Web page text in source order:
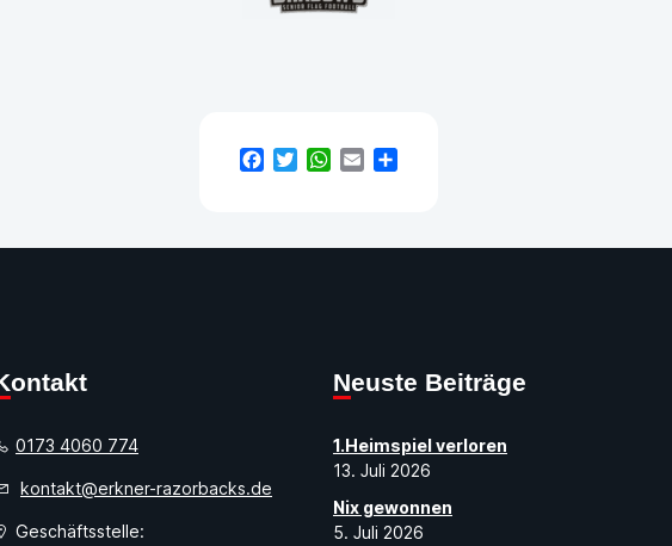
Facebook
TwitterWhatsApp
Email
Kontakt
0173 4060 774
kontakt@erkner-razorbacks.de
Geschäftsstelle:
Neuste Beiträge
1.Heimspiel verloren
13. Juli 2026
Nix gewonnen
5. Juli 2026